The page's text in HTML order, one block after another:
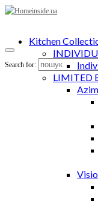
Search for:
Kitchen
LIMITED